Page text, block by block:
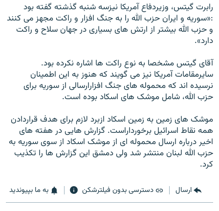
رابرت گيتس، وزيردفاع آمريکا نيزسه شنبه گذشته گفته بود
:«سوريه و ايران حزب الله را به جنگ افزار و راکت مجهز می کنند
و حزب الله بيشتر از ارتش های بسياری در جهان سلاح و راکت
دارد».
آقای گيتس مشخصا به نوع راکت ها اشاره نکرده بود.
سايرمقامات آمريکا نيز می گويند که هنوز به اين اطمينان
نرسيده اند که محموله های جنگ افزارارسالی از سوريه برای
حزب الله، شامل موشک های اسکاد بوده است.
موشک های زمين به زمين اسکاد ازبرد لازم برای هدف قراردادن
همه نقاط اسرائيل برخورداراست. گزارش هايی در هفته های
اخير درباره ارسال محموله ای از موشک اسکاد از سوی سوريه به
حزب الله لبنان منتشر شد ولی دمشق اين گزارش ها را تکذيب
کرد.
ارسال دسترسی بدون فیلترشکن به ما بپیوندید